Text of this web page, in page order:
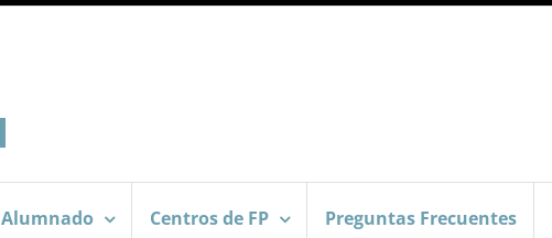
Alumnado Centros de FP Preguntas Frecuentes